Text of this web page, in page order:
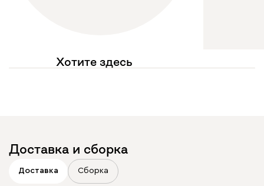
Хотите здесь
Доставка и сборка
Доставка Сборка